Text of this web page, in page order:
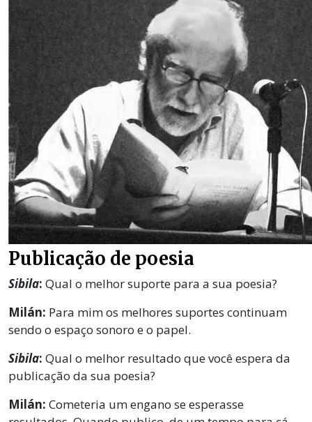
Publicação de poesia
Sibila: Qual o melhor suporte para a sua poesia?
Milán: Para mim os melhores suportes continuam
sendo o espaço sonoro e o papel.
Sibila: Qual o melhor resultado que você espera da
publicação da sua poesia?
Milán: Cometeria um engano se esperasse